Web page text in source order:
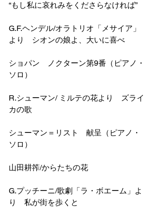
“もし私に哀れみをくださらなければ”
G.F.ヘンデル/オラトリオ「メサイア」
より　シオンの娘よ、大いに喜べ
ショパン　ノクターン第9番（ピアノ・
ソロ）
R.シューマン/ ミルテの花より　ズライ
カの歌
シューマン＝リスト　献呈（ピアノ・
ソロ）
山田耕筰/からたちの花
G.プッチーニ/歌劇「ラ・ボエーム」よ
り　私が街を歩くと